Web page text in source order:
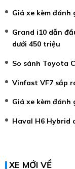
Giá xe kèm
Grand i10 dẫn
dưới 450 triệu
So sánh Toyota
Vinfast VF7 sắp
Giá xe kèm
Haval H6 Hybrid
XE MỚI VỀ